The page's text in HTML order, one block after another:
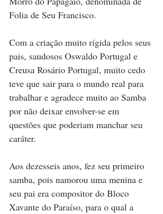
Folia de Seu Francisco.
Com a criação muito rígida pelos seus
pais, saudosos Oswaldo Portugal e
Creusa Rosário Portugal, muito cedo
teve que sair para o mundo real para
trabalhar e agradece muito ao Samba
por não deixar envolver-se em
questões que poderiam manchar seu
caráter.
Aos dezesseis anos, fez seu primeiro
samba, pois namorou uma menina e
seu pai era compositor do Bloco
Xavante do Paraíso, para o qual a